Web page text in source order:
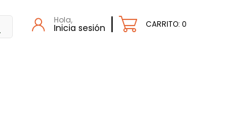
Hola,
Inicia sesión CARRITO: 0